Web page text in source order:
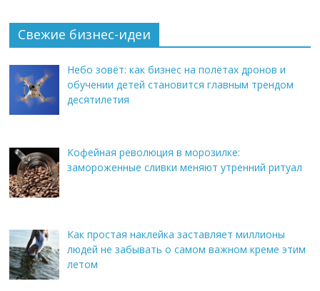
Свежие бизнес-идеи
Небо зовёт: как бизнес на полётах дронов и
обучении детей становится главным трендом
десятилетия
Кофейная революция в морозилке:
замороженные сливки меняют утренний ритуал
Как простая наклейка заставляет миллионы
людей не забывать о самом важном креме этим
летом